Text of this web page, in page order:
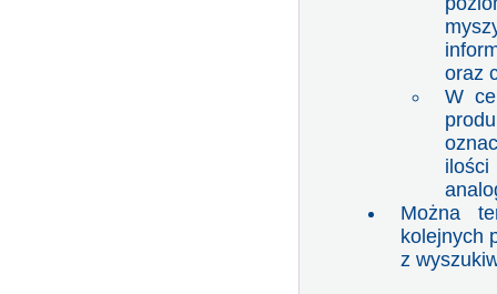
oraz
W
Można
kolejnych
z